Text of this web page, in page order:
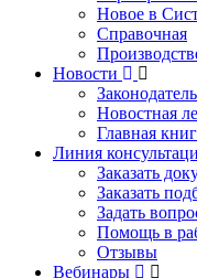
Новое в
Справочная
Новости
Новостная
Главная
Линия
Заказать
Заказать
Задать
Помощь в
Отзывы
Вебинары